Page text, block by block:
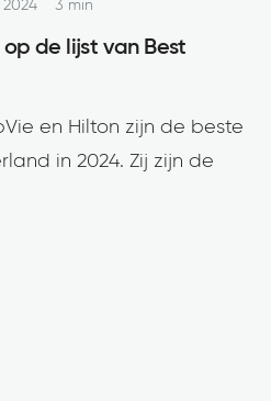
3 min
op de lijst van Best
en Hilton zijn de beste
in 2024. Zij zijn de